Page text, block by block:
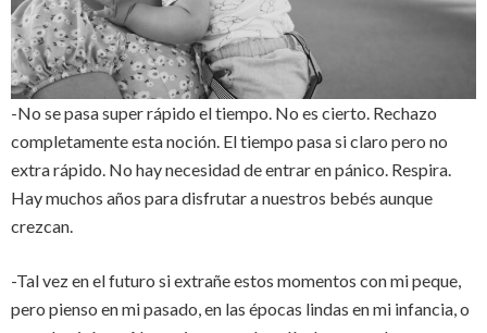
-No se pasa super rápido el tiempo. No es cierto. Rechazo
completamente esta noción. El tiempo pasa si claro pero no
extra rápido. No hay necesidad de entrar en pánico. Respira.
Hay muchos años para disfrutar a nuestros bebés aunque
crezcan.
-Tal vez en el futuro si extrañe estos momentos con mi peque,
pero pienso en mi pasado, en las épocas lindas en mi infancia, o